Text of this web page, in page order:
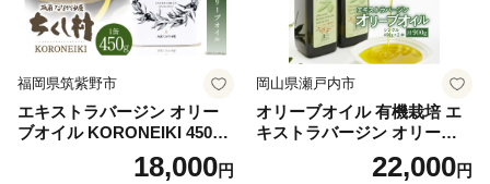
福岡県筑紫野市
エキストラバージン オリー
ブオイル KORONEIKI 450g
[筑前たなか油屋 福岡県 筑紫
野市 21760403] 油 食用油 オ
18,000円
岡山県瀬戸内市
オリーブオイル 有機栽培 エ
キストラバージン オリーブ
オイル シングル 2本 セット
オーガニック 調味料 油 オリ
22,000円